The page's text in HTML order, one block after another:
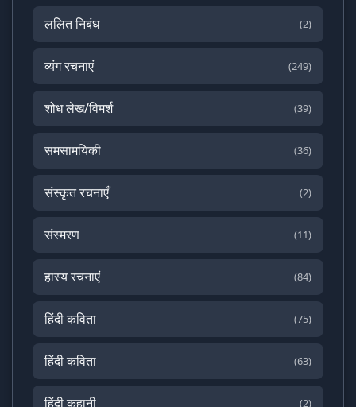
ललित निबंध (2)
व्यंग रचनाएं (249)
शोध लेख/विमर्श (39)
समसामयिकी (36)
संस्कृत रचनाएँ (2)
संस्मरण (11)
हास्य रचनाएं (84)
हिंदी कविता (75)
हिंदी कविता (63)
हिंदी कहानी (2)